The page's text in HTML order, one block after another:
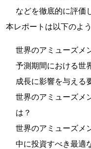
などを徹底的に評価
本レポートは以下のよ
世界のアミューズメ
予測期間における世
成長に影響を与える
世界のアミューズメ
は？
世界のアミューズメ
中に投資すべき最適